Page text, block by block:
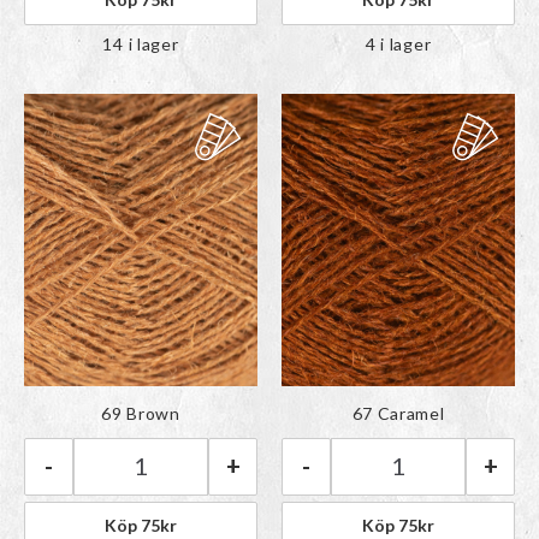
14 i lager 4 i lager
Färgen har lagts till i
paletten
BC Garn Lino | 69 Brown mängd
- +
69 Brown
Köp 75kr
Färgen har lagts till i
paletten
BC Garn Lino |
- +
67 Caramel
Köp 75kr